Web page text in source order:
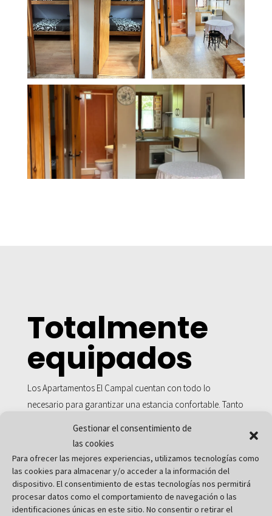
Gestionar el consentimiento de
las cookies
Para ofrecer las mejores experiencias, utilizamos tecnologías como
las cookies para almacenar y/o acceder a la información del
dispositivo. El consentimiento de estas tecnologías nos permitirá
procesar datos como el comportamiento de navegación o las
identificaciones únicas en este sitio. No consentir o retirar el
Totalmente
equipados
Los Apartamentos El Campal cuentan con todo lo
necesario para garantizar una estancia confortable. Tanto
disponen del equipamiento y los elementos necesarios
para disfrutar de una estancia confortable, rodeados de
naturaleza.